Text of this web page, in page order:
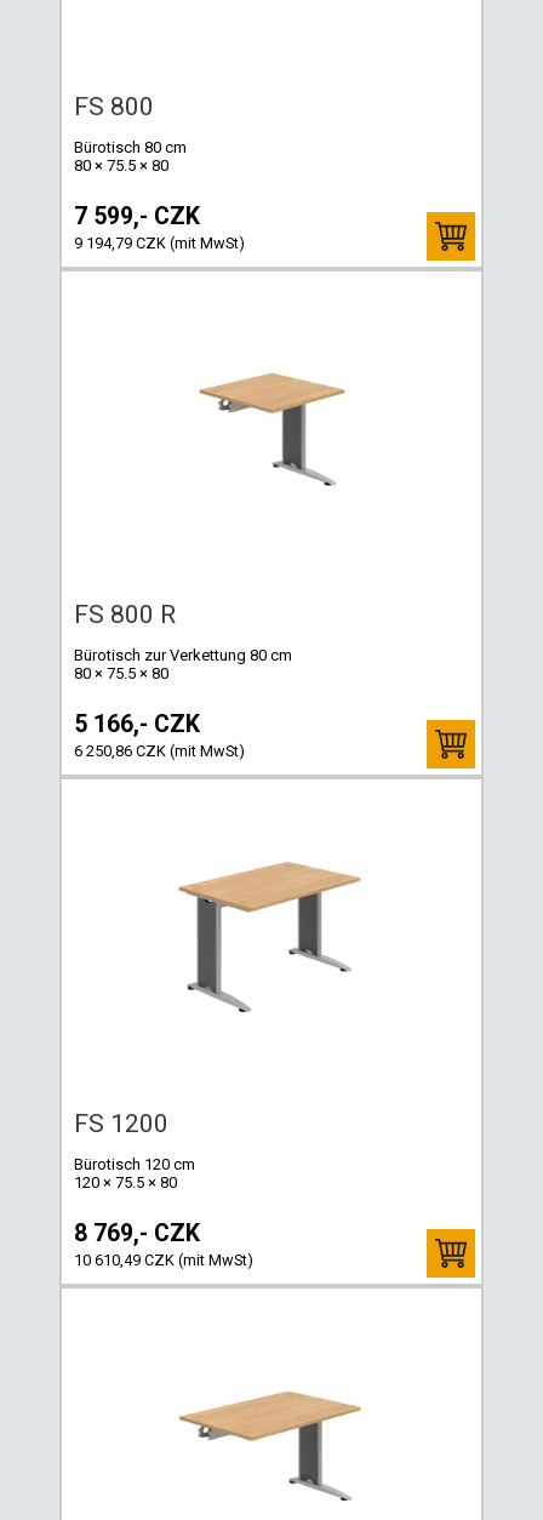
FS 800
Bürotisch 80 cm
80 × 75.5 × 80
7 599,- CZK
9 194,79 CZK (mit MwSt)
FS 800 R
Bürotisch zur Verkettung 80 cm
80 × 75.5 × 80
5 166,- CZK
6 250,86 CZK (mit MwSt)
FS 1200
Bürotisch 120 cm
120 × 75.5 × 80
8 769,- CZK
10 610,49 CZK (mit MwSt)